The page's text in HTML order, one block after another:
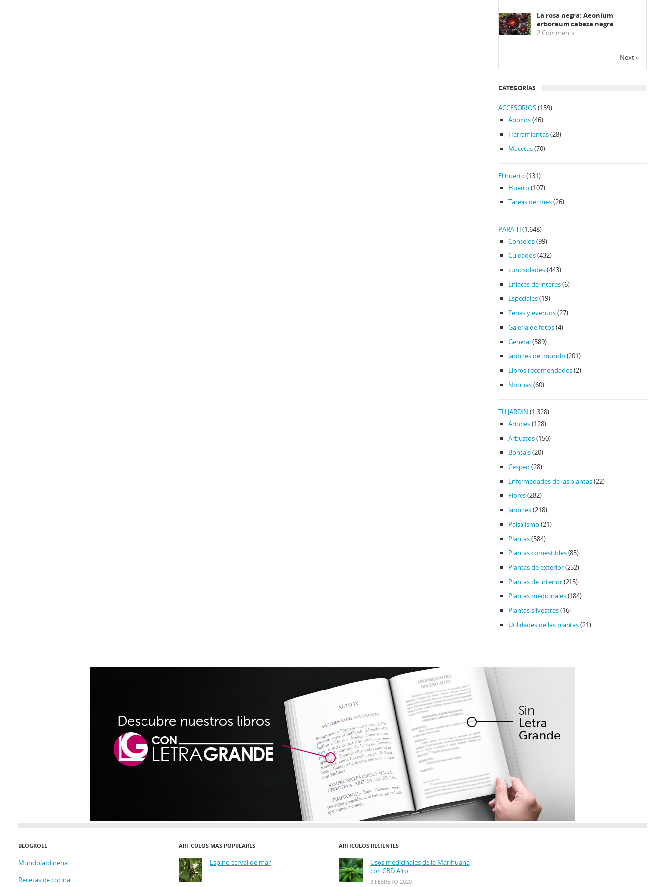
La rosa negra: Aeonium
arboreum cabeza negra
2 Comments
Next »
CATEGORÍAS
ACCESORIOS(159)
Abonos(46)
Herramientas(28)
Macetas(70)
El huerto (131)
Huerto (107)
Tareas del mes(26)
PARA TI (1.648)
Consejos(99)
Cuidados(432)
curiosidades(443)
Enlaces de interes(6)
Especiales(19)
Ferias y eventos(27)
Galeria de fotos(4)
General(589)
Jardines del mundo (201)
Libros recomendados(2)
Noticias(60)
TU JARDIN (1.328)
Arboles(128)
Arbustos(150)
Bonsais(20)
Cesped (28)
Enfermedades de las plantas(22)
Flores(282)
Jardines(218)
Paisajismo (21)
Plantas(584)
Plantas comestibles(85)
Plantas de exterior(252)
Plantas de interior(215)
Plantas medicinales(184)
Plantas silvestres(16)
Utilidades de las plantas(21)
BLOGROLL
MundoJardineria
Recetas de cocina
ARTÍCULOS MÁS POPULARES
Espino cerval de mar
ARTÍCULOS RECIENTES
Usos medicinales de la Marihuana
con CBD Alto
3 FEBRERO 2020